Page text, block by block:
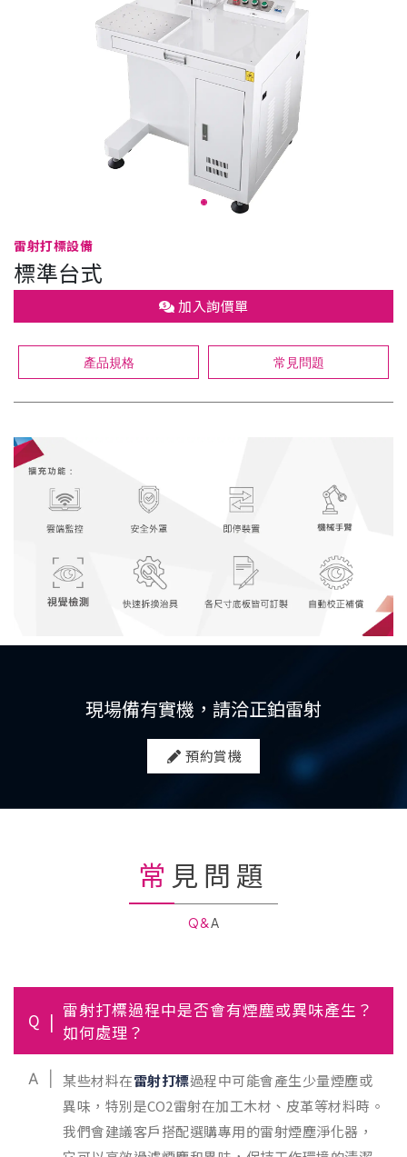
雷射打標設備
標準台式
加入詢價單
產品規格 常見問題
現場備有實機，請洽正鉑雷射
預約賞機
常見問題
Q&A
Q
雷射打標過程中是否會有煙塵或異味產生？
如何處理？
A 某些材料在雷射打標過程中可能會產生少量煙塵或
異味，特別是CO2雷射在加工木材、皮革等材料時。
我們會建議客戶搭配選購專用的雷射煙塵淨化器，